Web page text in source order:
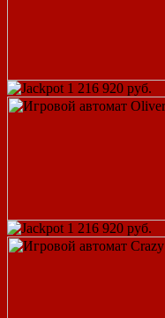
1 216 920 руб.
1 216 920 руб.